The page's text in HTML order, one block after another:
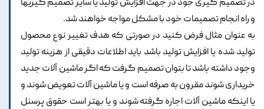
در تصمیم گیری خود در جهت افزایش تولید یا سایر تصمیم گیریها
و راه انجام تصمیمات خود با مشکل مواجه خواهند شد.
به عنوان مثال فرض کنید در صورتی که هدف تغییر نوع محصول
تولید شده یا افزایش تولید باشد باید اطلاعات دقیقی از هزینه تولید
وجود داشته باشد تا بتوان تصمیم گرفت که اگر ماشین آلات جدید
خریداری شوند مقرون به صرفه است و یا ماشین آلات تعویض شوند و
یا اینکه ماشین آلات اجاره گرفته شوند و یا بهتر است حقوق پرسنل